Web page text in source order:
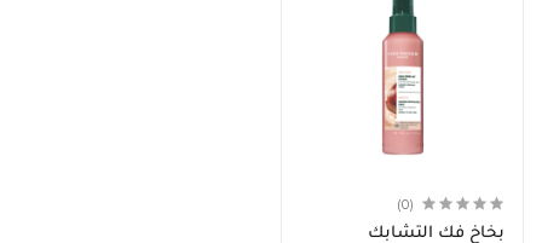
(0)
بخاخ فك التشابك